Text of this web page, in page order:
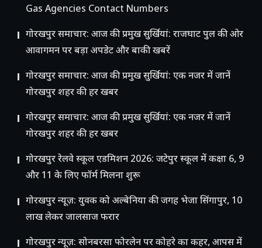
Gas Agencies Contact Numbers
गोरखपुर समाचार: आज की प्रमुख सुर्खियां: राजघाट पुल की ओर
आवागमन पर बड़ा अपडेट और बाकी खबरें
गोरखपुर समाचार: आज की प्रमुख सुर्खियां: एक नजर में जानें
गोरखपुर शहर की हर खबर
गोरखपुर समाचार: आज की प्रमुख सुर्खियां: एक नजर में जानें
गोरखपुर शहर की हर खबर
गोरखपुर रेलवे स्कूल एडमिशन 2026: जटेपुर स्कूल में कक्षा 6, 9
और 11 के लिए फॉर्म मिलना शुरू
गोरखपुर न्यूज़: युवक को अल्बेनिया की जगह भेजा सिंगापुर, 10
लाख लेकर जालसाज फरार
गोरखपुर न्यूज़: सोनबरसा फोरलेन पर कोहरे का कहर, आपस में